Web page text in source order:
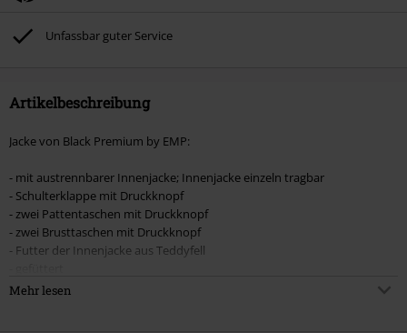
Böhse Onkelz, Broilers, Die Ärzte, Die Toten Hosen, Metality, Gutscheine &
Artikel, die einen Spendenbeitrag beinhalten.
Unfassbar guter Service
Artikelbeschreibung
Jacke von Black Premium by EMP:
- mit austrennbarer Innenjacke; Innenjacke einzeln tragbar
- Schulterklappe mit Druckknopf
- zwei Pattentaschen mit Druckknopf
- zwei Brusttaschen mit Druckknopf
- Futter der Innenjacke aus Teddyfell
- Zugband in der Taille
Mehr lesen